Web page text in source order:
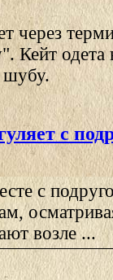
через
Кейт
с
с
возле ...